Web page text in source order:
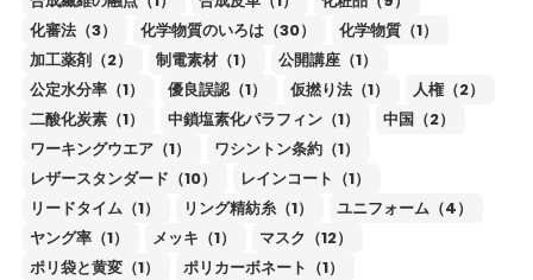
化審法（3）
化学物質のいろは（30）
化学物質（1）
加工薬剤（2）
制電素材（1）
公開講座（1）
公定水分率（1）
優良誤認（1） 仮撚り法（1）
人権（2）
二酸化炭素（1）
中鎖塩素化パラフィン（1）
中国（2）
ワーキングウエア（1）
ワシントン条約（1）
レザースタンダード（10）
レインコート（1）
リードタイム（1）
リング精紡糸（1）
ユニフォーム（4）
ヤング率（1）
メッキ（1）
マスク（12）
ポリ袋と黄変（1）
ポリカーボネート（1）